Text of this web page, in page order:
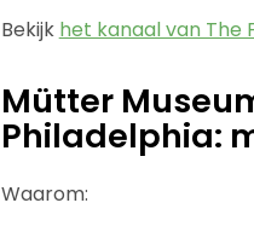
Bekijk het kanaal van The
Mütter
Philadelphia:
Waarom: